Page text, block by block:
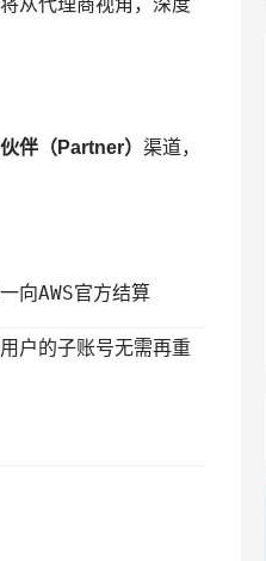
伴（Partner） 渠道，
AWS官方结算
户的子账号无需再重